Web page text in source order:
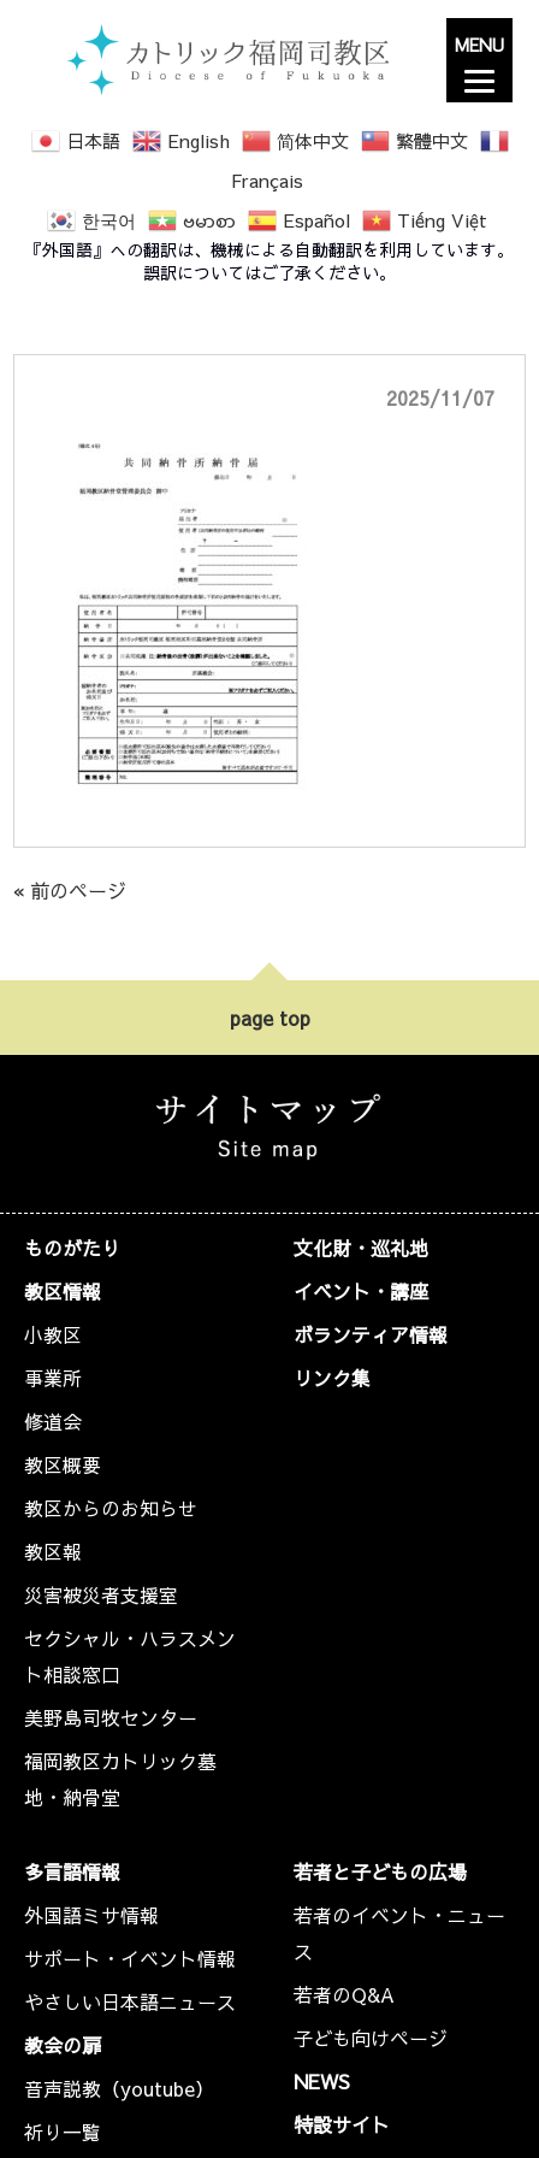
日本語 English 简体中文
繁體中文
Français
한국어
ဗမာစာ Español Tiếng Việt
『外国語』への翻訳は、機械による自動翻訳を利用しています。
誤訳についてはご了承ください。
20251010 (様式４号) 共同納骨所納骨届_記入
例付
2025/11/07
« 前のページ
page top
ものがたり
教区情報
小教区
事業所
修道会
教区概要
教区からのお知らせ
教区報
災害被災者支援室
セクシャル・ハラスメン
ト相談窓口
美野島司牧センター
福岡教区カトリック墓
地・納骨堂
文化財・巡礼地
イベント・講座
ボランティア情報
リンク集
多言語情報
外国語ミサ情報
サポート・イベント情報
やさしい日本語ニュース
教会の扉
音声説教（youtube）
祈り一覧
若者と子どもの広場
若者のイベント・ニュー
ス
若者のQ&A
子ども向けページ
NEWS
特設サイト
MENU